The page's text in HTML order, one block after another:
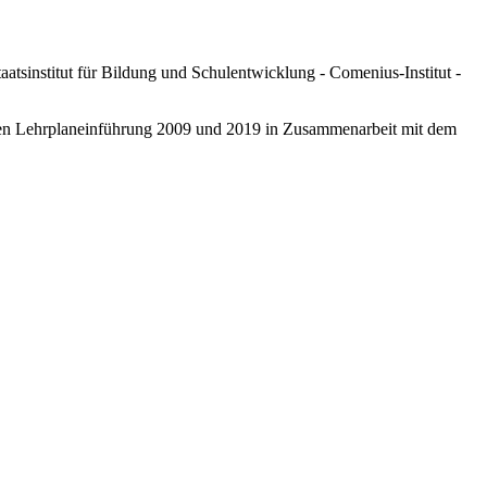
für Bildung und Schulentwicklung - Comenius-Institut -
Lehrplaneinführung 2009 und 2019 in Zusammenarbeit mit dem